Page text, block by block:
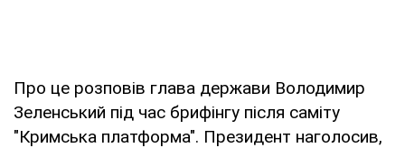
Про це розповів глава держави Володимир
Зеленський під час брифінгу після саміту
"Кримська платформа". Президент наголосив,